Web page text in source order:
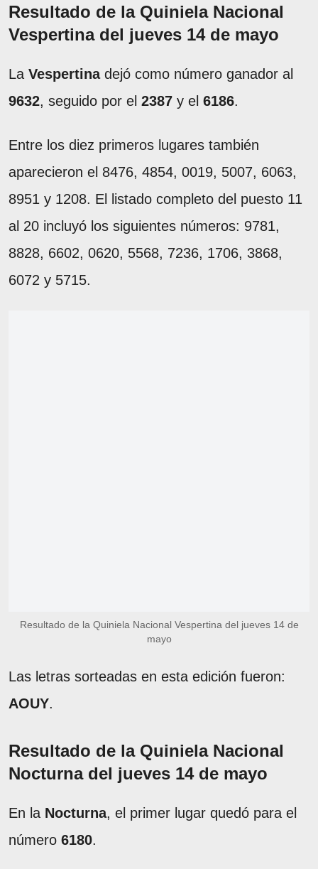
Resultado de la Quiniela Nacional
Vespertina del jueves 14 de mayo
La Vespertinadejó como número ganador al
9632, seguido por el 2387 y el 6186.
Entre los diez primeros lugares también
aparecieron el 8476, 4854, 0019, 5007, 6063,
8951 y 1208. El listado completo del puesto 11
al 20 incluyó los siguientes números: 9781,
8828, 6602, 0620, 5568, 7236, 1706, 3868,
6072 y 5715.
Resultado de la Quiniela Nacional Vespertina del jueves 14 de
mayo
Las letras sorteadas en esta edición fueron:
AOUY.
Resultado de la Quiniela Nacional
Nocturna del jueves 14 de mayo
En la Nocturna, el primer lugar quedó para el
número 6180.